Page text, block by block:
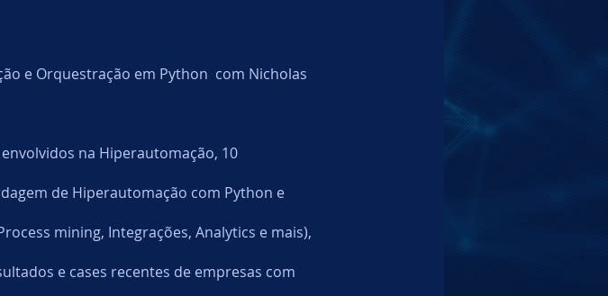
e Orquestração em Python  com Nicholas
na Hiperautomação, 10
de Hiperautomação com Python e
mining, Integrações, Analytics e mais),
e cases recentes de empresas com